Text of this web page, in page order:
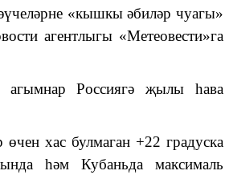
«кышкы әбиләр чуагы»
агентлыгы «Метеовести»га
агымнар Россиягә җылы һава
хас булмаган +22 градуска
һәм Кубаньда максималь